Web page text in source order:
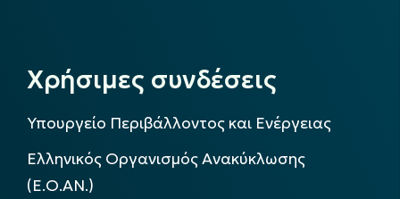
Χρήσιμες συνδέσεις
Υπουργείο Περιβάλλοντος και Ενέργειας
Ελληνικός Οργανισμός Ανακύκλωσης
(Ε.Ο.ΑΝ.)